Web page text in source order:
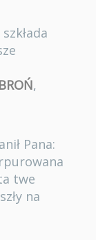
BROŃ,
Pana:
twe
na